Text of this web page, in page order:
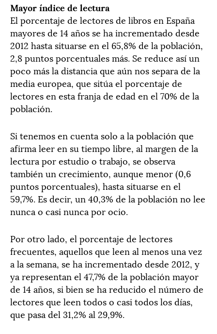
Mayor índice de lectura
El porcentaje de lectores de libros en España
mayores de 14 años se ha incrementado desde
2012 hasta situarse en el 65,8% de la población,
2,8 puntos porcentuales más. Se reduce así un
poco más la distancia que aún nos separa de la
media europea, que sitúa el porcentaje de
lectores en esta franja de edad en el 70% de la
población.
Si tenemos en cuenta solo a la población que
afirma leer en su tiempo libre, al margen de la
lectura por estudio o trabajo, se observa
también un crecimiento, aunque menor (0,6
puntos porcentuales), hasta situarse en el
59,7%. Es decir, un 40,3% de la población no lee
nunca o casi nunca por ocio.
Por otro lado, el porcentaje de lectores
frecuentes, aquellos que leen al menos una vez
a la semana, se ha incrementado desde 2012, y
ya representan el 47,7% de la población mayor
de 14 años, si bien se ha reducido el número de
lectores que leen todos o casi todos los días,
que pasa del 31,2% al 29,9%.